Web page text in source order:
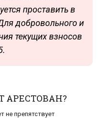
проставить в
добровольного и
текущих взносов
АРЕСТОВАН?
не препятствует